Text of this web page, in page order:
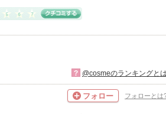
? @cosmeのランキングとは
フォロー フォローとは